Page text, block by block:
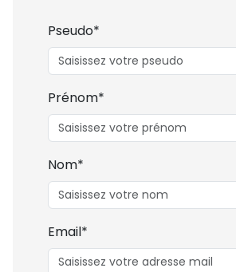
Pseudo*
Prénom*
Nom*
Email*